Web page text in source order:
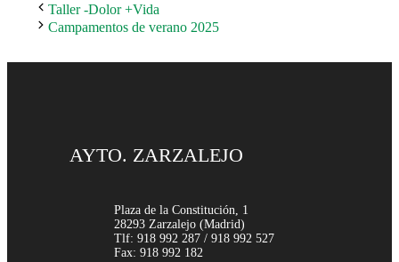
Taller -Dolor +Vida
Campamentos de verano 2025
AYTO. ZARZALEJO
Plaza de la Constitución, 1
28293 Zarzalejo (Madrid)
Tlf: 918 992 287 / 918 992 527
Fax: 918 992 182